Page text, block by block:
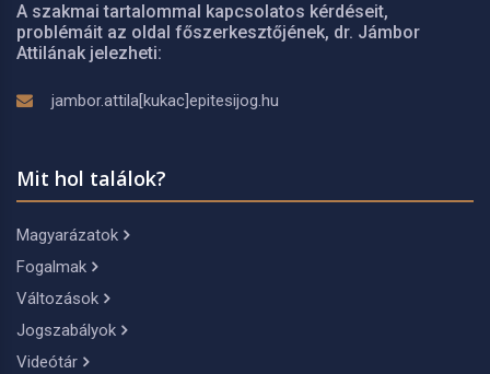
A szakmai tartalommal kapcsolatos kérdéseit,
problémáit az oldal főszerkesztőjének, dr. Jámbor
Attilának jelezheti:
jambor.attila[kukac]epitesijog.hu
Mit hol találok?
Magyarázatok
Fogalmak
Változások
Jogszabályok
Videótár